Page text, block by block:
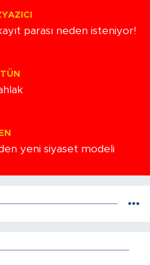
parası neden isteniyor!
yeni siyaset modeli